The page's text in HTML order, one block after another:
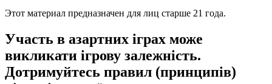
Этот материал предназначен для лиц старше 21 года.
Участь в азартних іграх може
викликати ігрову залежність.
Дотримуйтесь правил (принципів)